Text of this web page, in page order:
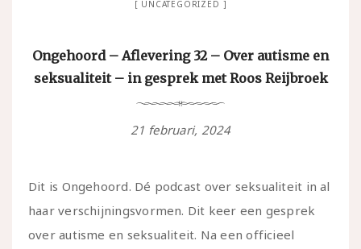
UNCATEGORIZED
Ongehoord – Aflevering 32 – Over autisme en
seksualiteit – in gesprek met Roos Reijbroek
21 februari, 2024
Dit is Ongehoord. Dé podcast over seksualiteit in al
haar verschijningsvormen. Dit keer een gesprek
over autisme en seksualiteit. Na een officieel